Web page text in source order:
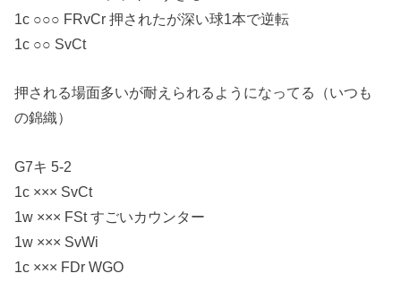
1c ○○○ FRvCr 押されたが深い球1本で逆転
1c ○○ SvCt
押される場面多いが耐えられるようになってる（いつも
の錦織）
G7キ 5-2
1c ××× SvCt
1w ××× FSt すごいカウンター
1w ××× SvWi
1c ××× FDr WGO